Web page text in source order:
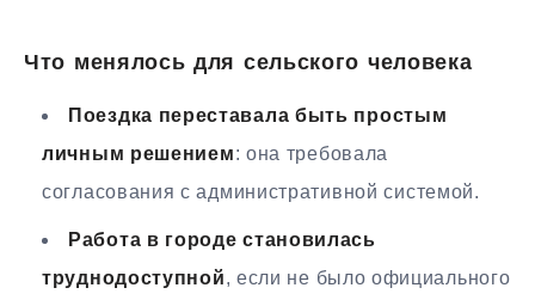
Что менялось для сельского человека
Поездка переставала быть простым
личным решением: она требовала
согласования с административной системой.
Работа в городе становилась
труднодоступной, если не было официального